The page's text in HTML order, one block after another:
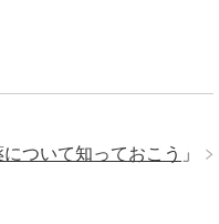
ついて知っておこう 」